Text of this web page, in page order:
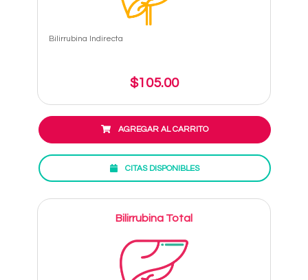
Bilirrubina Indirecta
$105.00
AGREGAR AL CARRITO
CITAS DISPONIBLES
Bilirrubina Total